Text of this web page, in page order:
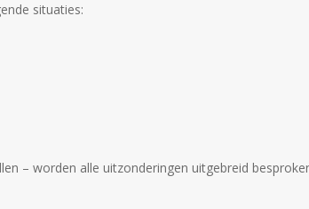
situaties:
– worden alle uitzonderingen uitgebreid